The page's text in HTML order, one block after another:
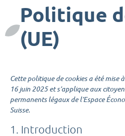
Politique
(UE)
Cette politique de cookies a été mise
16 juin 2025 et s’applique aux
permanents légaux de l’Espace
Suisse.
1. Introduction